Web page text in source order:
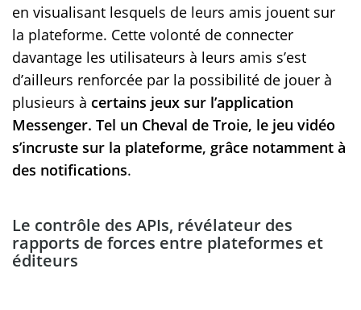
en visualisant lesquels de leurs amis jouent sur
la plateforme. Cette volonté de connecter
davantage les utilisateurs à leurs amis s’est
d’ailleurs renforcée par la possibilité de jouer à
plusieurs à certains jeux sur l’application
Messenger. Tel un Cheval de Troie, le jeu vidéo
s’incruste sur la plateforme, grâce notamment à
des notifications.
Le contrôle des APIs, révélateur des
rapports de forces entre plateformes et
éditeurs